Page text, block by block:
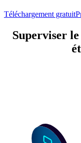
Téléchargement gratuit
Superviser